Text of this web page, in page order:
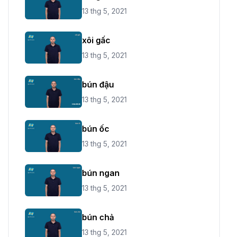
13 thg 5, 2021
xôi gấc
13 thg 5, 2021
bún đậu
13 thg 5, 2021
bún ốc
13 thg 5, 2021
bún ngan
13 thg 5, 2021
bún chả
13 thg 5, 2021